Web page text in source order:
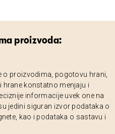
proizvoda:
proizvodima, pogotovu hrani,
hrane konstatno menjaju i
informacije uvek one na
jedini siguran izvor podataka o
kao i podataka o sastavu i